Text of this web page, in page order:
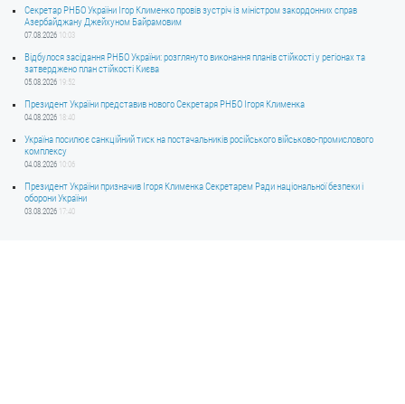
Питання запобігання корупції
Внутрішній аудит
ДЕРЖАВНИЙ РЕЄСТР САНКЦІЙ
Секретар РНБО України Ігор Клименко провів зустріч із міністром закордонних справ
Азербайджану Джейхуном Байрамовим
07.08.2026 10:03
Відбулося засідання РНБО України: розглянуто виконання планів стійкості у регіонах та
затверджено план стійкості Києва
05.08.2026 19:52
Президент України представив нового Секретаря РНБО Ігоря Клименка
04.08.2026 18:40
Україна посилює санкційний тиск на постачальників російського військово-промислового
комплексу
04.08.2026 10:06
Президент України призначив Ігоря Клименка Секретарем Ради національної безпеки і
оборони України
03.08.2026 17:40